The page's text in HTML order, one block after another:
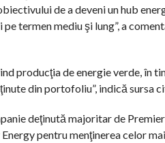
de a deveni un hub
termen mediu şi lung”, a
producţia de energie verde, în
din portofoliu”, indică sursa
deţinută majoritar de
pentru menţinerea celor